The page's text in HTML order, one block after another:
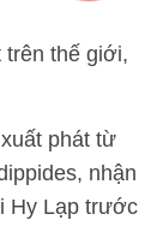
thế giới,
phát từ
nhận
Hy Lạp trước